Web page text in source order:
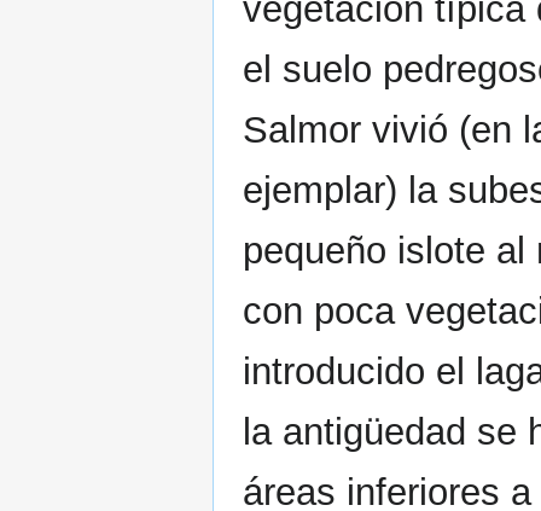
vegetación típica
el suelo
Salmor vivió (en
ejemplar) la
pequeño islote
con poca
introducido el
la antigüedad se
áreas inferiores